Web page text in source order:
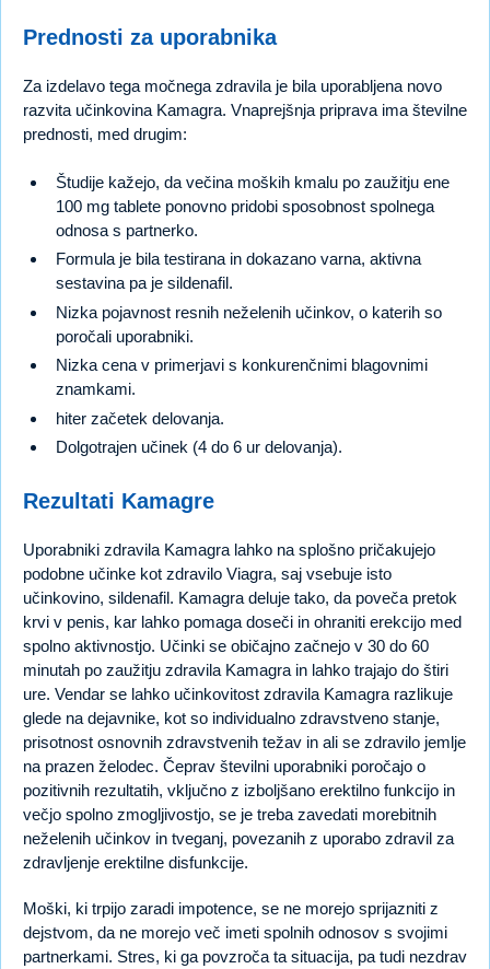
Prednosti za uporabnika
Za izdelavo tega močnega zdravila je bila uporabljena novo
razvita učinkovina Kamagra. Vnaprejšnja priprava ima številne
prednosti, med drugim:
Študije kažejo, da večina moških kmalu po zaužitju ene
100 mg tablete ponovno pridobi sposobnost spolnega
odnosa s partnerko.
Formula je bila testirana in dokazano varna, aktivna
sestavina pa je sildenafil.
Nizka pojavnost resnih neželenih učinkov, o katerih so
poročali uporabniki.
Nizka cena v primerjavi s konkurenčnimi blagovnimi
znamkami.
hiter začetek delovanja.
Dolgotrajen učinek (4 do 6 ur delovanja).
Rezultati Kamagre
Uporabniki zdravila Kamagra lahko na splošno pričakujejo
podobne učinke kot zdravilo Viagra, saj vsebuje isto
učinkovino, sildenafil. Kamagra deluje tako, da poveča pretok
krvi v penis, kar lahko pomaga doseči in ohraniti erekcijo med
spolno aktivnostjo. Učinki se običajno začnejo v 30 do 60
minutah po zaužitju zdravila Kamagra in lahko trajajo do štiri
ure. Vendar se lahko učinkovitost zdravila Kamagra razlikuje
glede na dejavnike, kot so individualno zdravstveno stanje,
prisotnost osnovnih zdravstvenih težav in ali se zdravilo jemlje
na prazen želodec. Čeprav številni uporabniki poročajo o
pozitivnih rezultatih, vključno z izboljšano erektilno funkcijo in
večjo spolno zmogljivostjo, se je treba zavedati morebitnih
neželenih učinkov in tveganj, povezanih z uporabo zdravil za
zdravljenje erektilne disfunkcije.
Moški, ki trpijo zaradi impotence, se ne morejo sprijazniti z
dejstvom, da ne morejo več imeti spolnih odnosov s svojimi
partnerkami. Stres, ki ga povzroča ta situacija, pa tudi nezdrav